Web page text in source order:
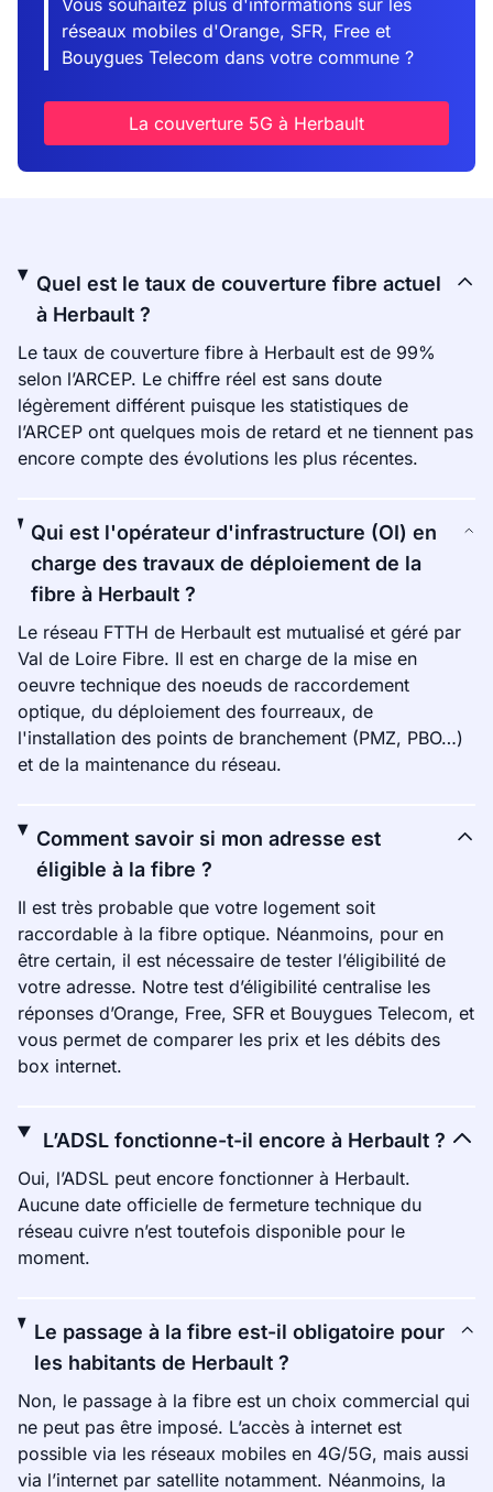
Vous souhaitez plus d'informations sur les
réseaux mobiles d'Orange, SFR, Free et
Bouygues Telecom dans votre commune ?
La couverture 5G à Herbault
Quel est le taux de couverture fibre actuel
à Herbault ?
Le taux de couverture fibre à Herbault est de 99%
selon l’ARCEP. Le chiffre réel est sans doute
légèrement différent puisque les statistiques de
l’ARCEP ont quelques mois de retard et ne tiennent pas
encore compte des évolutions les plus récentes.
Qui est l'opérateur d'infrastructure (OI) en
charge des travaux de déploiement de la
fibre à Herbault ?
Le réseau FTTH de Herbault est mutualisé et géré par
Val de Loire Fibre. Il est en charge de la mise en
oeuvre technique des noeuds de raccordement
optique, du déploiement des fourreaux, de
l'installation des points de branchement (PMZ, PBO…)
et de la maintenance du réseau.
Comment savoir si mon adresse est
éligible à la fibre ?
Il est très probable que votre logement soit
raccordable à la fibre optique. Néanmoins, pour en
être certain, il est nécessaire de tester l’éligibilité de
votre adresse. Notre test d’éligibilité centralise les
réponses d’Orange, Free, SFR et Bouygues Telecom, et
vous permet de comparer les prix et les débits des
box internet.
L’ADSL fonctionne-t-il encore à Herbault ?
Oui, l’ADSL peut encore fonctionner à Herbault.
Aucune date officielle de fermeture technique du
réseau cuivre n’est toutefois disponible pour le
moment.
Le passage à la fibre est-il obligatoire pour
les habitants de Herbault ?
Non, le passage à la fibre est un choix commercial qui
ne peut pas être imposé. L’accès à internet est
possible via les réseaux mobiles en 4G/5G, mais aussi
via l’internet par satellite notamment. Néanmoins, la